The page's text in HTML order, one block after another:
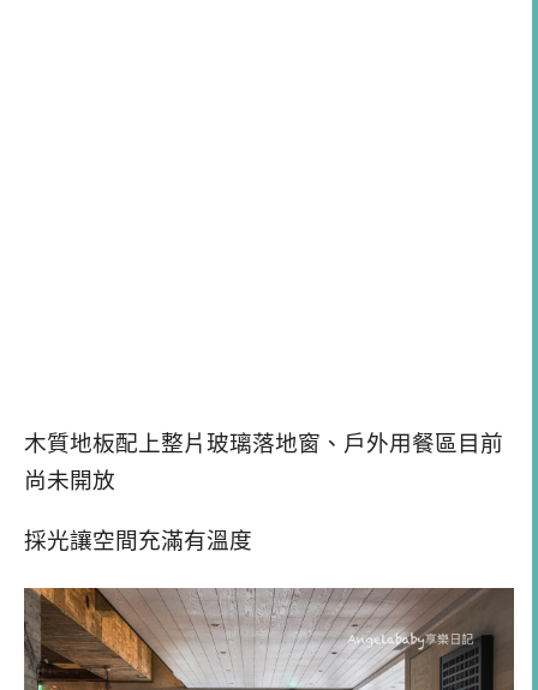
木質地板配上整片玻璃落地窗、戶外用餐區目前
尚未開放
採光讓空間充滿有溫度